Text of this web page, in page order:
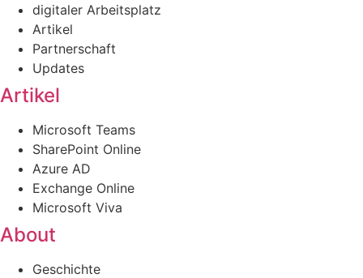
digitaler Arbeitsplatz
Artikel
Partnerschaft
Updates
Artikel
Microsoft Teams
SharePoint Online
Azure AD
Exchange Online
Microsoft Viva
About
Geschichte